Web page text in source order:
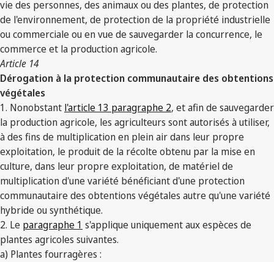
vie des personnes, des animaux ou des plantes, de protection
de l'environnement, de protection de la propriété industrielle
ou commerciale ou en vue de sauvegarder la concurrence, le
commerce et la production agricole.
Article 14
Dérogation à la protection communautaire des obtentions
végétales
1. Nonobstant l'article 13 paragraphe 2, et afin de sauvegarder
la production agricole, les agriculteurs sont autorisés à utiliser,
à des fins de multiplication en plein air dans leur propre
exploitation, le produit de la récolte obtenu par la mise en
culture, dans leur propre exploitation, de matériel de
multiplication d'une variété bénéficiant d'une protection
communautaire des obtentions végétales autre qu'une variété
hybride ou synthétique.
2. Le paragraphe 1 s'applique uniquement aux espèces de
plantes agricoles suivantes.
a) Plantes fourragères :